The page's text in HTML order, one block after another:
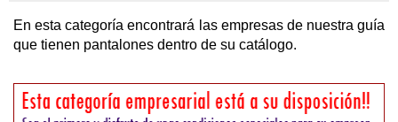
En esta categoría encontrará las empresas de nuestra guía
que tienen pantalones dentro de su catálogo.